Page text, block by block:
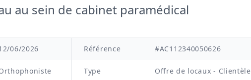
au sein de cabinet paramédical
06/2026 Référence #AC112340050626
Type Offre de locaux - Clientèle